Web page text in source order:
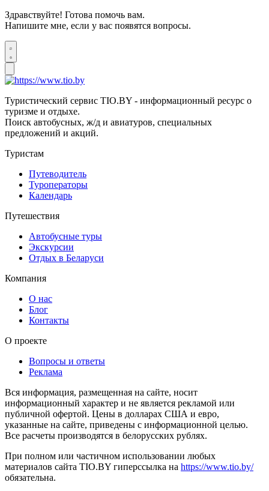
Здравствуйте! Готова помочь вам.
Напишите мне, если у вас появятся вопросы.
Туристический сервис TIO.BY - информационный ресурс о
туризме и отдыхе.
Поиск автобусных, ж/д и авиатуров, специальных
предложений и акций.
Туристам
Путеводитель
Туроператоры
Календарь
Путешествия
Автобусные туры
Экскурсии
Отдых в Беларуси
Компания
О нас
Блог
Контакты
О проекте
Вопросы и ответы
Реклама
Вся информация, размещенная на сайте, носит
информационный характер и не является рекламой или
публичной офертой. Цены в долларах США и евро,
указанные на сайте, приведены с информационной целью.
Все расчеты производятся в белорусских рублях.
При полном или частичном использовании любых
материалов сайта TIO.BY гиперссылка на https://www.tio.by/
обязательна.